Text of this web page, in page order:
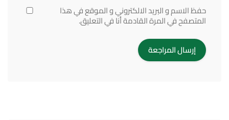
حفظ الاسم و البريد الالكتروني و الموقع في هذا
المتصفح في المرة القادمة أنا في التعليق.